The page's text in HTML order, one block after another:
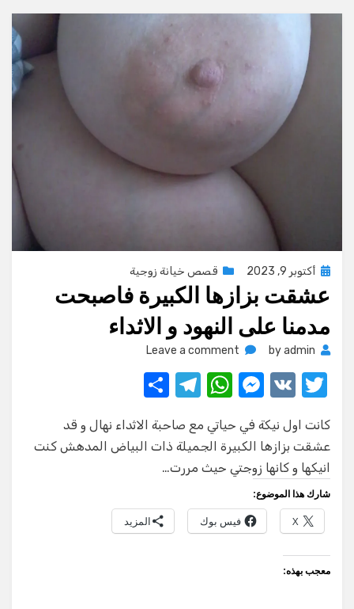
Posted
on
أكتوبر 9, 2023 قصص خيانة زوجية
عشقت بزازها الكبيرة فاصبحت
مدمنا على النهود و الاثداء
byadmin
Leave a comment
on
الكبيرة
فاصبحت
على
الاثداء
T
it
te
r
V
M
ss
e
n
g
er
W
at
s
p
p
T
e
gr
m
ar
e
كانت اول نيكة في حياتي مع صاحبة الاثداء نهال و قد
عشقت بزازها الكبيرة الجميلة ذات البياض المدهش كنت
انيكها و كانها زوجتي حيث مررت…
شارك هذا الموضوع:
X فيس بوك المزيد
معجب بهذه: